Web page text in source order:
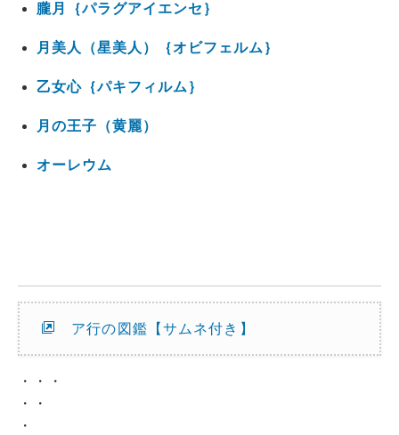
朧月｛パラグアイエンセ｝
月美人（星美人）｛オビフェルム｝
乙女心｛パキフィルム｝
月の王子（黄麗）
オーレウム
ア行の図鑑【サムネ付き】
・・・
・・
・